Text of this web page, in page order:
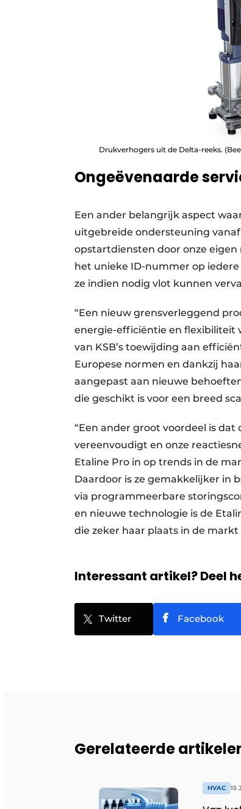
Drukverhogers uit de Delta-reeks.
Ongeëvenaarde
Een ander belangrijk aspect
uitgebreide ondersteuning
opstartdiensten door onze
het unieke ID-nummer op
ze indien nodig vlot kunnen
“Een nieuw grensverleggend
energie-efficiëntie en flexibiliteit
van KSB’s toewijding aan
Europese normen en dankzij
aangepast aan nieuwe
die geschikt is voor een breed
“Een ander groot voordeel is
vereenvoudigt en onze
Etaline Pro in op trends in de
Daardoor is ze gemakkelijker in
via programmeerbare
en nieuwe technologie is de
die zeker haar plaats in de
Interessant artikel? Deel
Twitter Facebook
Gerelateerde
HVAC 15